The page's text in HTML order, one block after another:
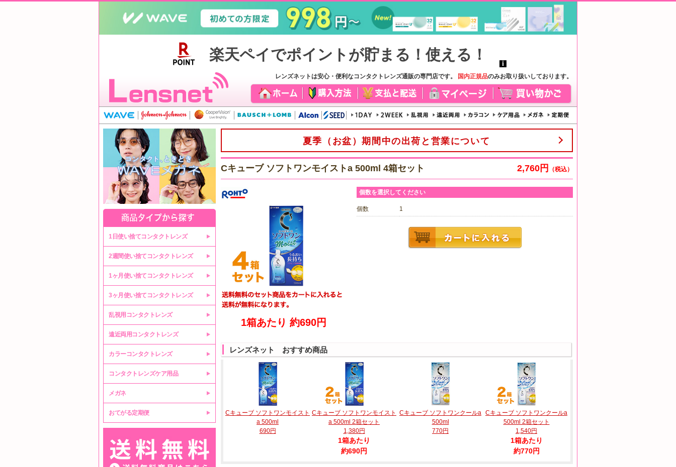
レンズネットは安心・便利なコンタクトレンズ通販の専門店です。 国内正規品のみお取り扱いしております。
1日使い捨てコンタクトレンズ
2週間使い捨てコンタクトレンズ
1ヶ月使い捨てコンタクトレンズ
3ヶ月使い捨てコンタクトレンズ
乱視用コンタクトレンズ
遠近両用コンタクトレンズ
カラーコンタクトレンズ
コンタクトレンズケア用品
メガネ
おてがる定期便
夏季（お盆）期間中の出荷と営業について
Cキューブ ソフトワンモイストa 500ml 4箱セット 2,760円 （税込）
1箱あたり 約690円
個数を選択してください
個数 1
レンズネット おすすめ商品
Cキューブ ソフトワンモイスト
a 500ml
690円
Cキューブ ソフトワンモイスト
a 500ml 2箱セット
1,380円
1箱あたり
約690円
Cキューブ ソフトワンクールa
500ml
770円
Cキューブ ソフトワンクールa
500ml 2箱セット
1,540円
1箱あたり
約770円